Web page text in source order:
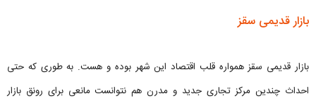
بازار قدیمی سقز
بازار قدیمی سقز همواره قلب اقتصاد این شهر بوده و هست. به طوری که حتی
احداث چندین مرکز تجاری جدید و مدرن هم نتوانست مانعی برای رونق بازار